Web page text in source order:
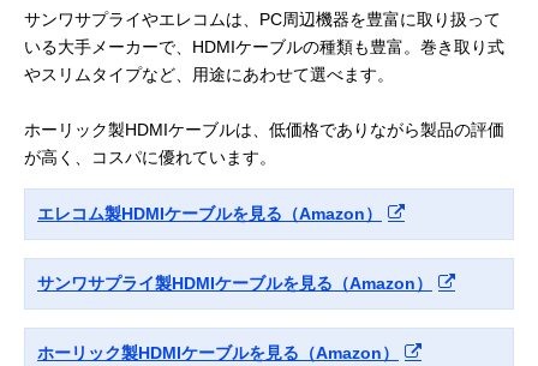
サンワサプライやエレコムは、PC周辺機器を豊富に取り扱って
いる大手メーカーで、HDMIケーブルの種類も豊富。巻き取り式
やスリムタイプなど、用途にあわせて選べます。
ホーリック製HDMIケーブルは、低価格でありながら製品の評価
が高く、コスパに優れています。
エレコム製HDMIケーブルを見る（Amazon）
サンワサプライ製HDMIケーブルを見る（Amazon）
ホーリック製HDMIケーブルを見る（Amazon）